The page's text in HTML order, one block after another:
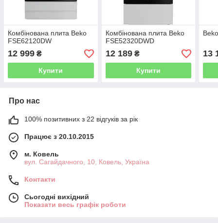
Комбінована плита Beko
FSE62120DW
12 999 ₴
Купити
Комбінована плита Beko
FSE52320DWD
12 189₴
Купити
13
Про нас
100% позитивних з 22 відгуків за рік
Працює з 20.10.2015
м. Ковель
вул. Сагайдачного, 10, Ковель, Україна
Контакти
Сьогодні вихідний
Показати весь графік роботи